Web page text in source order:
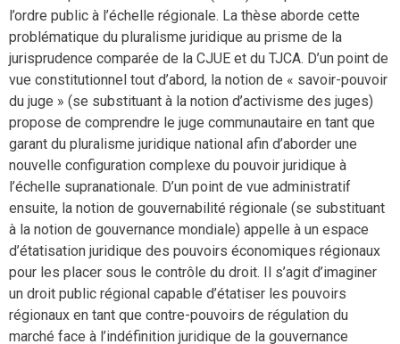
l’ordre public à l’échelle régionale. La thèse aborde cette
problématique du pluralisme juridique au prisme de la
jurisprudence comparée de la CJUE et du TJCA. D’un point de
vue constitutionnel tout d’abord, la notion de « savoir-pouvoir
du juge » (se substituant à la notion d’activisme des juges)
propose de comprendre le juge communautaire en tant que
garant du pluralisme juridique national afin d’aborder une
nouvelle configuration complexe du pouvoir juridique à
l’échelle supranationale. D’un point de vue administratif
ensuite, la notion de gouvernabilité régionale (se substituant
à la notion de gouvernance mondiale) appelle à un espace
d’étatisation juridique des pouvoirs économiques régionaux
pour les placer sous le contrôle du droit. Il s’agit d’imaginer
un droit public régional capable d’étatiser les pouvoirs
régionaux en tant que contre-pouvoirs de régulation du
marché face à l’indéfinition juridique de la gouvernance